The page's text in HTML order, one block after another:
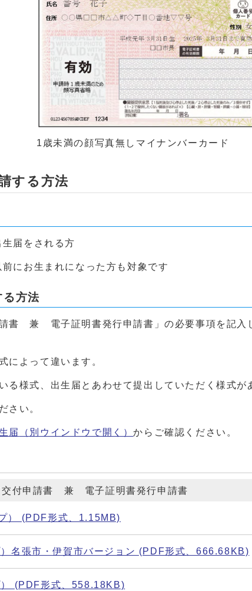
1歳未満の顔写真無しマイナンバーカード
する方法
届をされる方
にお生まれになった方も対象です
る方法
請書 兼 電子証明書発行申請書」の必要事項を記入
によって違います。
る様式、出生届とあわせて提出していただく様式が
さい。
届 （別ウインドウで開く）からご確認ください。
付申請書 兼 電子証明書発行申請書
） (PDF形式、1.15MB)
名張市・伊賀市バージョン (PDF形式、666.68KB)
） (PDF形式、558.18KB)